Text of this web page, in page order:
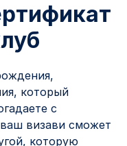
который
с
визави сможет
которую